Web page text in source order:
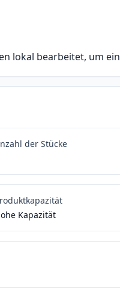
lokal bearbeitet, um
der Stücke
Kapazität